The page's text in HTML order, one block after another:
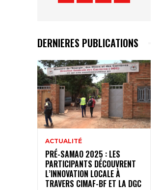
DERNIERES PUBLICATIONS
ACTUALITÉ
PRÉ-SAMAO 2025 : LES
PARTICIPANTS DÉCOUVRENT
L’INNOVATION LOCALE À
TRAVERS CIMAF-BF ET LA DGC